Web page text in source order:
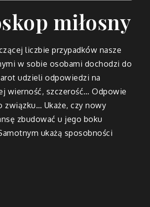
miłosny
liczbie przypadków nasze
w sobie osobami dochodzi do
udzieli odpowiedzi na
wierność, szczerość… Odpowie
Ukaże, czy nowy
zbudować u jego boku
ukażą sposobności